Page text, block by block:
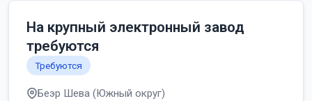
На крупный электронный завод
требуются
Требуются
Беэр Шева (Южный округ)